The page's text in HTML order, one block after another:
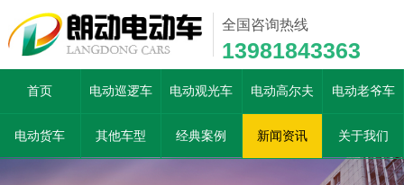
全国咨询热线
13981843363
首页 电动巡逻车 电动观光车 电动高尔夫 电动老爷车
电动货车 其他车型 经典案例 新闻资讯 关于我们